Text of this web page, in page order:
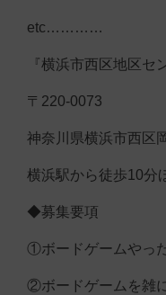
etc…………
『横浜市西区地区セ
〒220-0073
神奈川県横浜市西区
横浜駅から徒歩10分
◆募集要項
①ボードゲームやっ
②ボードゲームを雑